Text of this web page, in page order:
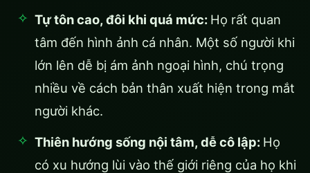
Tự tôn cao, đôi khi quá mức: Họ rất quan
tâm đến hình ảnh cá nhân. Một số người khi
lớn lên dễ bị ám ảnh ngoại hình, chú trọng
nhiều về cách bản thân xuất hiện trong mắt
người khác.
Thiên hướng sống nội tâm, dễ cô lập: Họ
có xu hướng lùi vào thế giới riêng của họ khi